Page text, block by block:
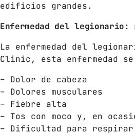
edificios grandes.
Enfermedad del legionario:
La enfermedad del
Clinic, esta enfermedad
– Dolor de cabeza
– Dolores musculares
– Fiebre alta
– Tos con moco y, en
– Dificultad para respirar